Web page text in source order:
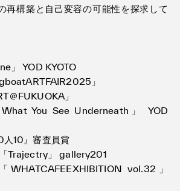
再構築と自己変容の可能性を探求して
」 YOD KYOTO
」
FUKUOKA」
You See Underneath」 YOD
10』審査員賞
Trajectry」 gallery201
vol.32」